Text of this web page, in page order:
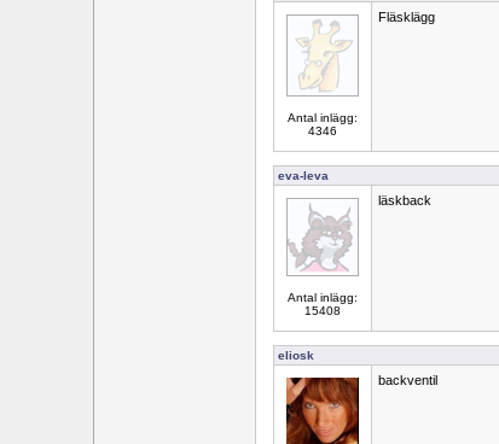
Antal inlägg:
4346
Fläsklägg
eva-leva
Antal inlägg:
15408
läskback
eliosk
backventil